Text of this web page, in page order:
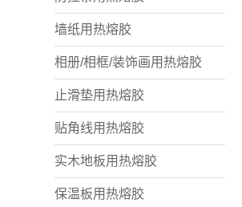
墙纸用热熔胶
相册/相框/装饰画用热熔胶
止滑垫用热熔胶
贴角线用热熔胶
实木地板用热熔胶
保温板用热熔胶